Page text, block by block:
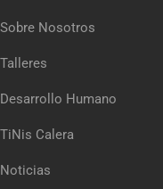
Sobre Nosotros
Talleres
Desarrollo Humano
TiNis Calera
Noticias